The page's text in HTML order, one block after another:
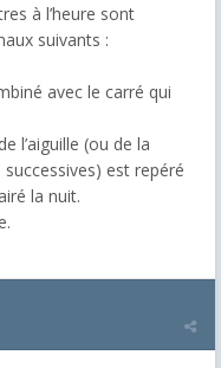
à l’heure sont
suivants :
avec le carré qui
l’aiguille (ou de la
successives) est repéré
la nuit.